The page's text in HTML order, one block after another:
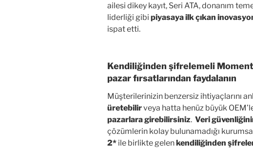
ailesi dikey kayıt, Seri ATA, donanım
liderliği gibi piyasaya ilk çıkan
ispat etti.
Kendiliğinden şifrelemeli
pazar fırsatlarından faydalanın
Müşterilerinizin benzersiz ihtiyaçlarını
üretebilirveya hatta henüz büyük
pazarlara girebilirsiniz. Veri
çözümlerin kolay bulunamadığı
2* ile birlikte gelen kendiliğinden